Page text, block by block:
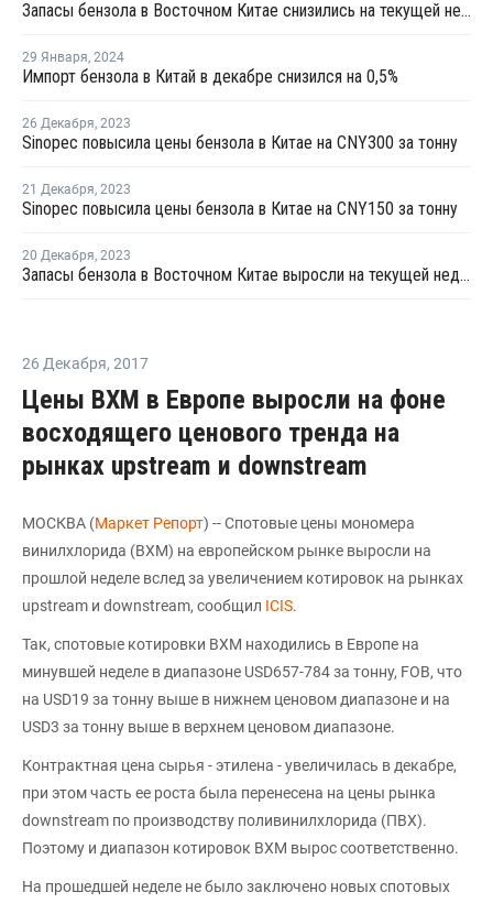
Запасы бензола в Восточном Китае снизились на текущей неделе
29 Января, 2024
Импорт бензола в Китай в декабре снизился на 0,5%
26 Декабря, 2023
Sinopec повысила цены бензола в Китае на CNY300 за тонну
21 Декабря, 2023
Sinopec повысила цены бензола в Китае на CNY150 за тонну
20 Декабря, 2023
Запасы бензола в Восточном Китае выросли на текущей неделе
26 Декабря, 2017
Цены ВХМ в Европе выросли на фоне
восходящего ценового тренда на
рынках upstream и downstream
МОСКВА (Маркет Репорт) -- Спотовые цены мономера
винилхлорида (ВХМ) на европейском рынке выросли на
прошлой неделе вслед за увеличением котировок на рынках
upstream и downstream, сообщил ICIS.
Так, спотовые котировки ВХМ находились в Европе на
минувшей неделе в диапазоне USD657-784 за тонну, FOB, что
на USD19 за тонну выше в нижнем ценовом диапазоне и на
USD3 за тонну выше в верхнем ценовом диапазоне.
Контрактная цена сырья - этилена - увеличилась в декабре,
при этом часть ее роста была перенесена на цены рынка
downstream по производству поливинилхлорида (ПВХ).
Поэтому и диапазон котировок ВХМ вырос соответственно.
На прошедшей неделе не было заключено новых спотовых